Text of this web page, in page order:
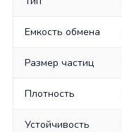
Емкость обмена
Размер частиц
Плотность
Устойчивость